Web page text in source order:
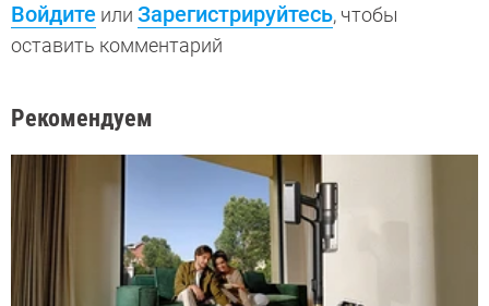
Войдите или Зарегистрируйтесь, чтобы
оставить комментарий
Рекомендуем